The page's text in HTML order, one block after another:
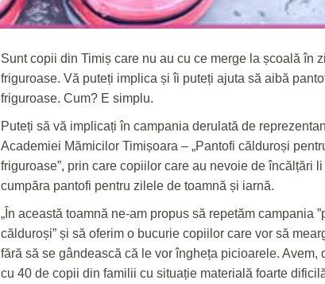
Sunt copii din Timiș care nu au cu ce merge la școală în
friguroase. Vă puteți implica și îi puteți ajuta să aibă
friguroase. Cum? E simplu.
Puteți să vă implicați în campania derulată de
Academiei Mămicilor Timișoara – „Pantofi călduroși
friguroase”, prin care copiilor care au nevoie de încălțări
cumpăra pantofi pentru zilele de toamnă și iarnă.
„În această toamnă ne-am propus să repetăm campania
călduroși” și să oferim o bucurie copiilor care vor să
fără să se gândească că le vor îngheța picioarele. Avem,
cu 40 de copii din familii cu situație materială foarte